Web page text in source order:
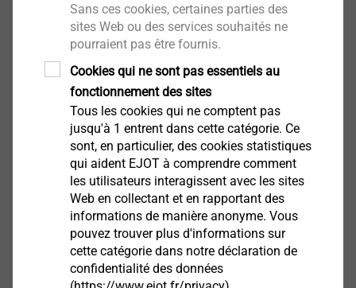
EJOT SpringHead®
Infos produit
EJOT TSSD®
Sans ces cookies, certaines parties des
sites Web ou des services souhaités ne
pourraient pas être fournis.
Cookies qui ne sont pas essentiels au
fonctionnement des sites
Tous les cookies qui ne comptent pas
jusqu'à 1 entrent dans cette catégorie. Ce
sont, en particulier, des cookies statistiques
qui aident EJOT à comprendre comment
les utilisateurs interagissent avec les sites
Web en collectant et en rapportant des
informations de manière anonyme. Vous
pouvez trouver plus d'informations sur
cette catégorie dans notre déclaration de
confidentialité des données